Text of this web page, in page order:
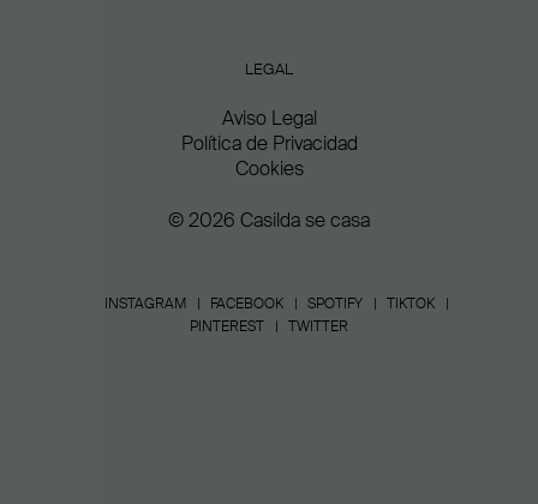
LEGAL
Aviso Legal
Política de Privacidad
Cookies
© 2026 Casilda se casa
INSTAGRAM FACEBOOK SPOTIFY
TIKTOK
PINTEREST
TWITTER